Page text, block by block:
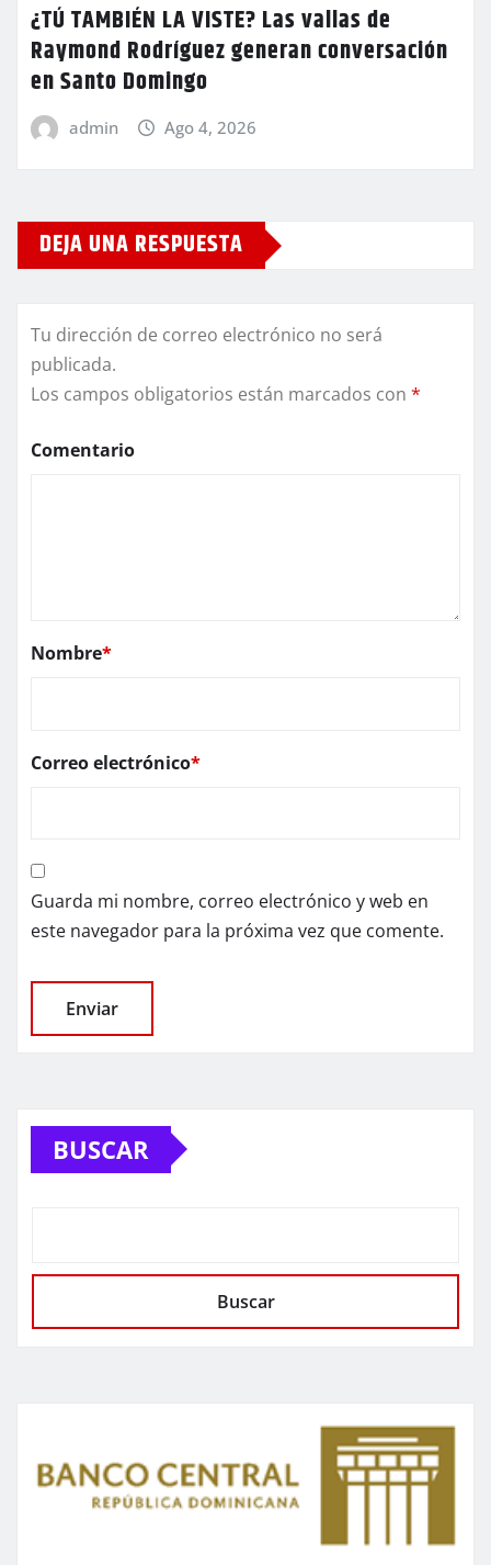
¿TÚ TAMBIÉN LA VISTE? Las vallas de
Raymond Rodríguez generan conversación
en Santo Domingo
admin Ago 4, 2026
DEJA UNA RESPUESTA
Tu dirección de correo electrónico no será
publicada.
Los campos obligatorios están marcados con *
Comentario
Nombre*
Correo electrónico*
Guarda mi nombre, correo electrónico y web en
este navegador para la próxima vez que comente.
BUSCAR
Buscar